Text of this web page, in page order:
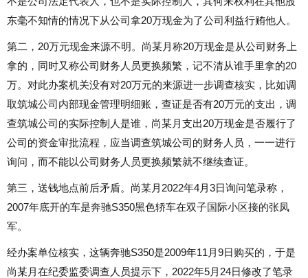
东毫不知情的情况下从公司拿20万现金为了公司利益行贿他人。
第二，20万元现金来源不明。尚某月称20万现金是从公司财务上
拿的，同时又称公司财务人员更换频繁，记不清从谁手里拿的20
万。对此办案机关没有对20万元的来源进一步调查核实，比如调
取筑城公司内部现金管理明细账，查证是否有20万元的支出，调
查筑城公司的实际控制人是谁，尚某月支出20万现金是否履行了
公司的资金审批流程，应当调查筑城公司的财务人员，一一进行
询问，而不能以公司财务人员更换频繁就不继续查证。
第三，送钱地点前后矛盾。尚某月2022年4月3日询问笔录称，
2007年底开的车是奔驰S350黑色轿车在双子国际小区接的张凤
军。
经办案单位核实，这辆奔驰S350是2009年11月9日购买的，于是
尚某月在纪委监委调查人员提示下，2022年5月24日修改了笔录